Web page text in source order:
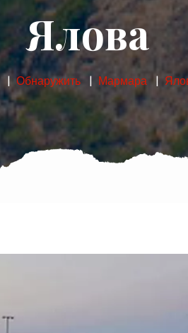
Ялова
Обнаружить Мармара